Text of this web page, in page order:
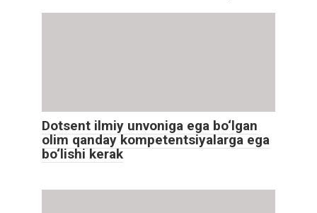
Dotsent ilmiy unvoniga ega bo‘lgan
olim qanday kompetentsiyalarga ega
bo‘lishi kerak